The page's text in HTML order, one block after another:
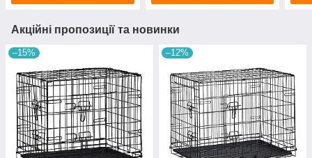
Акційні пропозиції та новинки
–15% –12%